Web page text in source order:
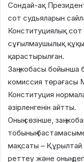
Сондай-ақ
сот судьяларын
Конституциялық
сұғылмаушылық
қарастырылған.
Заң жобасы бойынша
комиссия төрағасы
Конституция
әзірленгенін айтты.
Оның сөзінше, заң
тобының
мақсаты – Құрылтай
реттеу және оның